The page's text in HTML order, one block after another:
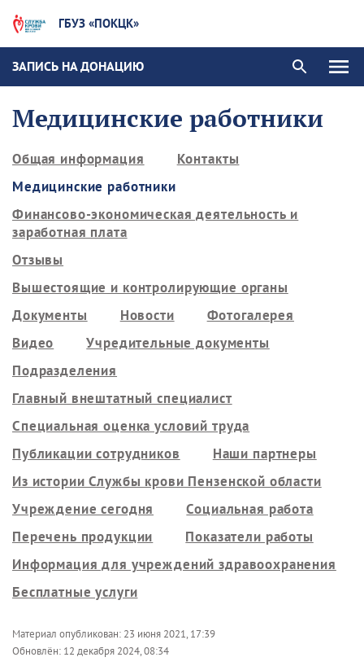
ГБУЗ «ПОКЦК»
ЗАПИСЬ НА ДОНАЦИЮ
Медицинские работники
Общая информация
Контакты
Медицинские работники
Финансово-экономическая деятельность и
заработная плата
Отзывы
Вышестоящие и контролирующие органы
Документы
Новости
Фотогалерея
Видео
Учредительные документы
Подразделения
Главный внештатный специалист
Специальная оценка условий труда
Публикации сотрудников
Наши партнеры
Из истории Службы крови Пензенской области
Учреждение сегодня
Социальная работа
Перечень продукции
Показатели работы
Информация для учреждений здравоохранения
Бесплатные услуги
Материал опубликован: 23 июня 2021, 17:39
Обновлён: 12 декабря 2024, 08:34